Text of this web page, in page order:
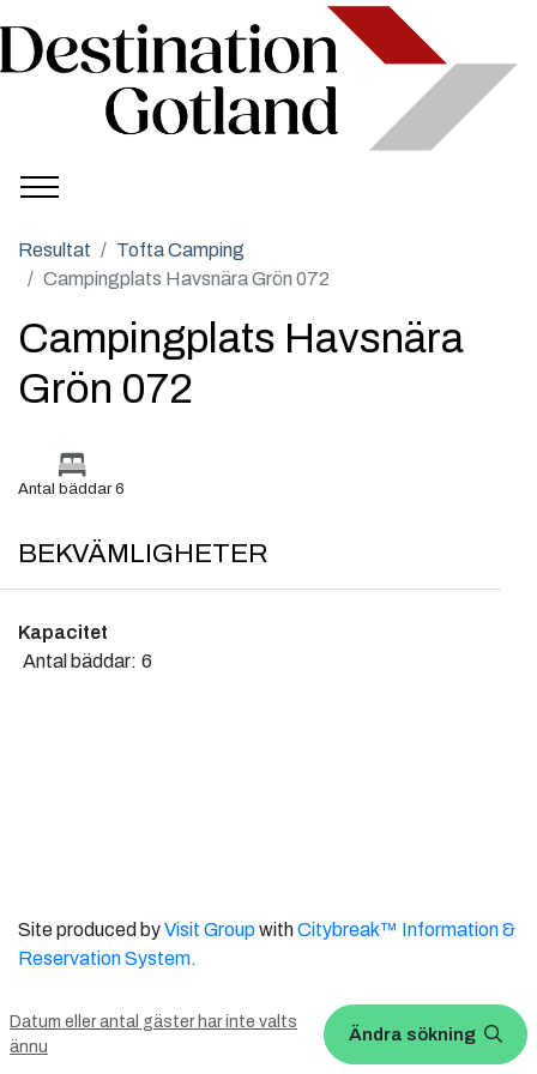
Resultat
Tofta Camping
Campingplats Havsnära Grön 072
Campingplats Havsnära
Grön 072
Antal bäddar 6
BEKVÄMLIGHETER
Kapacitet
Antal bäddar: 6
Datum eller antal gäster har inte valts
ännu
Ändra sökning
Site produced byVisit GroupwithCitybreak™ Information &
Reservation System.
WEBX CMS